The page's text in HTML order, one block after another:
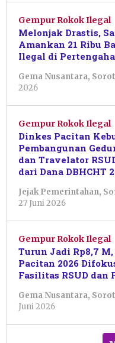
Tondo
Gempur Rokok Ilegal
Melonjak Drastis,
Amankan 21 Ribu
Ilegal di
Gema Nusantara,
2026
Tondo
Gempur Rokok Ilegal
Dinkes Pacitan
Pembangunan
dan Travelator
dari Dana DBHCHT
Jejak Pemerintahan,
27 Juni 2026
Primanto
Gempur Rokok Ilegal
Turun Jadi Rp8,7 M,
Pacitan 2026
Fasilitas RSUD dan
Gema Nusantara,
Juni 2026
Primanto